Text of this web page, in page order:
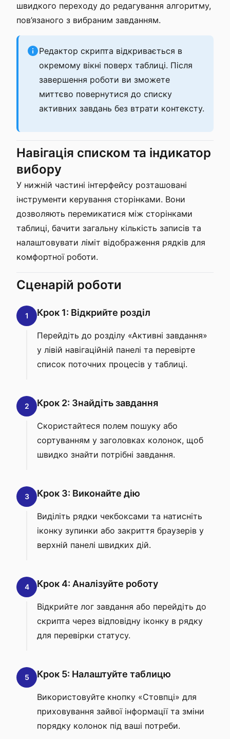
швидкого переходу до редагування алгоритму,
пов’язаного з вибраним завданням.
Редактор скрипта відкривається в
окремому вікні поверх таблиці. Після
завершення роботи ви зможете
миттєво повернутися до списку
активних завдань без втрати контексту.
Навігація списком та індикатор
вибору
У нижній частині інтерфейсу розташовані
інструменти керування сторінками. Вони
дозволяють перемикатися між сторінками
таблиці, бачити загальну кількість записів та
налаштовувати ліміт відображення рядків для
комфортної роботи.
Сценарій роботи
1 Крок 1: Відкрийте розділ
Перейдіть до розділу «Активні завдання»
у лівій навігаційній панелі та перевірте
список поточних процесів у таблиці.
2 Крок 2: Знайдіть завдання
Скористайтеся полем пошуку або
сортуванням у заголовках колонок, щоб
швидко знайти потрібні завдання.
3 Крок 3: Виконайте дію
Виділіть рядки чекбоксами та натисніть
іконку зупинки або закриття браузерів у
верхній панелі швидких дій.
4 Крок 4: Аналізуйте роботу
Відкрийте лог завдання або перейдіть до
скрипта через відповідну іконку в рядку
для перевірки статусу.
5 Крок 5: Налаштуйте таблицю
Використовуйте кнопку «Стовпці» для
приховування зайвої інформації та зміни
порядку колонок під ваші потреби.